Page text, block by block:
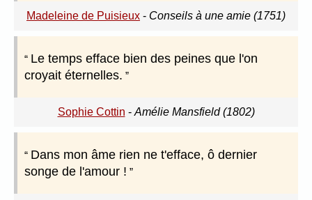
Madeleine de Puisieux - Conseils à une amie (1751)
Le temps efface bien des peines que l'on
croyait éternelles.
Sophie Cottin - Amélie Mansfield (1802)
Dans mon âme rien ne t'efface, ô dernier
songe de l'amour !